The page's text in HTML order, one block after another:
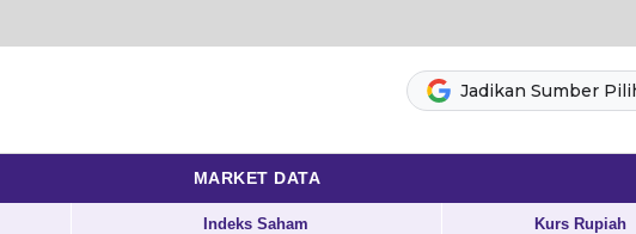
Jadikan Sumber
MARKET DATA
Indeks Saham Kurs Rupiah